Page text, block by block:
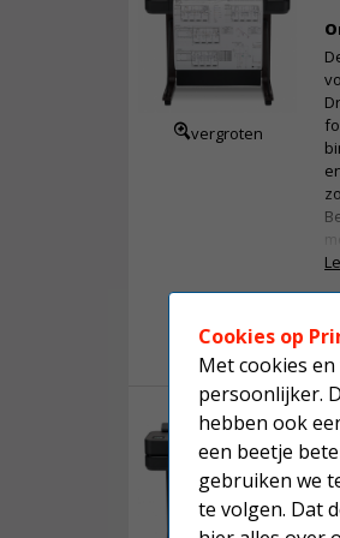
-
-
-
-
-
-
-
-
vergroten
-
-
-
-
-
-
-
Cookies op
Met cookies
persoonlijker.
hebben ook
een beetje
gebruiken we
te volgen. Dat